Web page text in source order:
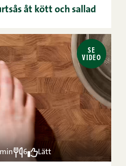
åt kött och sallad
SE
VIDEO
6 Lätt